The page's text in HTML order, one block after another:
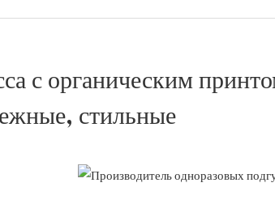
с органическим
стильные